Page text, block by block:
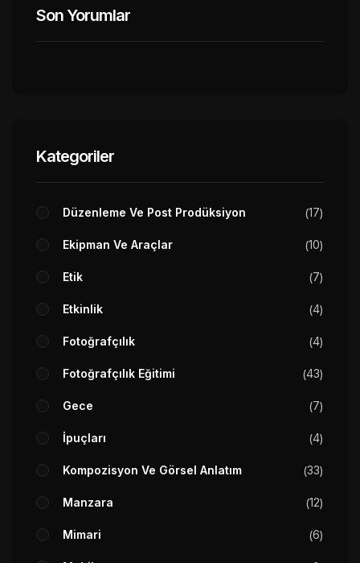
Son Yorumlar
Kategoriler
Düzenleme Ve Post Prodüksiyon 17
Ekipman Ve Araçlar 10
Etik 7
Etkinlik 4
Fotoğrafçılık 4
Fotoğrafçılık Eğitimi 43
Gece 7
İpuçları 4
Kompozisyon Ve Görsel Anlatım 33
Manzara 12
Mimari 6